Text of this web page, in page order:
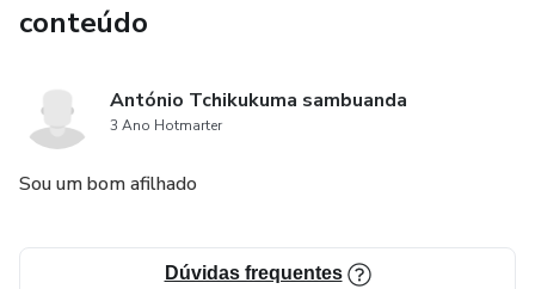
conteúdo
António Tchikukuma sambuanda
3 Ano Hotmarter
Sou um bom afilhado
Dúvidas frequentes